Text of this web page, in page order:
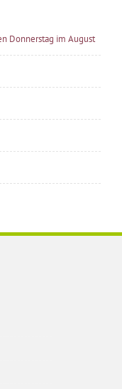
Donnerstag im August